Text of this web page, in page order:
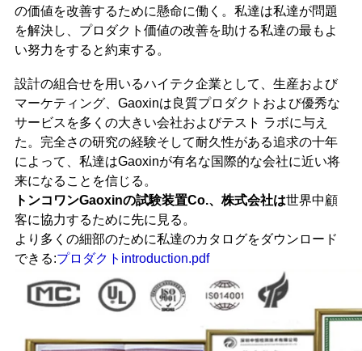
の価値を改善するために懸命に働く。私達は私達が問題
を解決し、プロダクト価値の改善を助ける私達の最もよ
い努力をすると約束する。
設計の組合せを用いるハイテク企業として、生産および
マーケティング、Gaoxinは良質プロダクトおよび優秀な
サービスを多くの大きい会社およびテスト ラボに与え
た。完全さの研究の経験そして耐久性がある追求の十年
によって、私達はGaoxinが有名な国際的な会社に近い将
来になることを信じる。
トンコワンGaoxinの試験装置Co.、株式会社は世界中顧
客に協力するために先に見る。
より多くの細部のために私達のカタログをダウンロード
できる:プロダクトintroduction.pdf